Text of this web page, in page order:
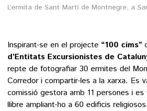
L’ermita de Sant Martí de Montnegre, a
Inspirant-se en el projecte “100 cims”
d’Entitats Excursionistes de
repte de fotografiar 30 ermites del
Corredor i compartir-les a la xarxa. Es
comissió gestora amb 11 persones i
llibre ampliant-ho a 60 edificis